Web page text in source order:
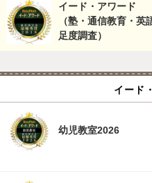
イード・アワード
（塾・通信教育・
足度調査）
イード
幼児教室2026